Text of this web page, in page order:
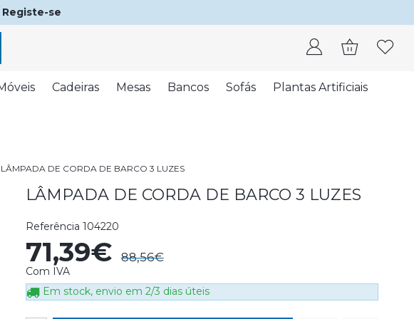
Registe-se
Cadeiras Mesas Bancos Sofás Plantas Artificiais
LÂMPADA DE CORDA DE BARCO 3 LUZES
LÂMPADA DE CORDA DE BARCO 3 LUZES
Referência 104220
71,39€ 88,56€
Com IVA
Em stock, envio em 2/3 dias úteis